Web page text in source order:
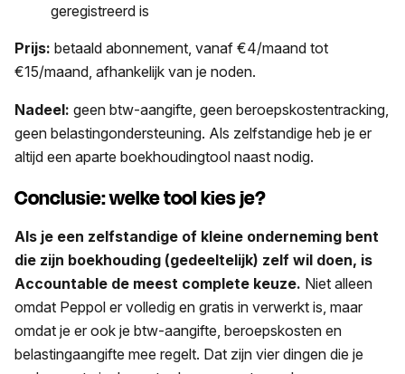
geregistreerd is
Prijs: betaald abonnement, vanaf €4/maand tot
€15/maand, afhankelijk van je noden.
Nadeel: geen btw-aangifte, geen beroepskostentracking,
geen belastingondersteuning. Als zelfstandige heb je er
altijd een aparte boekhoudingtool naast nodig.
Conclusie: welke tool kies je?
Als je een zelfstandige of kleine onderneming bent
die zijn boekhouding (gedeeltelijk) zelf wil doen, is
Accountable de meest complete keuze. Niet alleen
omdat Peppol er volledig en gratis in verwerkt is, maar
omdat je er ook je btw-aangifte, beroepskosten en
belastingaangifte mee regelt. Dat zijn vier dingen die je